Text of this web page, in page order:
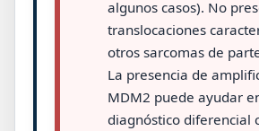
algunos casos). No
translocaciones
otros sarcomas de
La presencia de
MDM2 puede ayudar
diagnóstico diferencial